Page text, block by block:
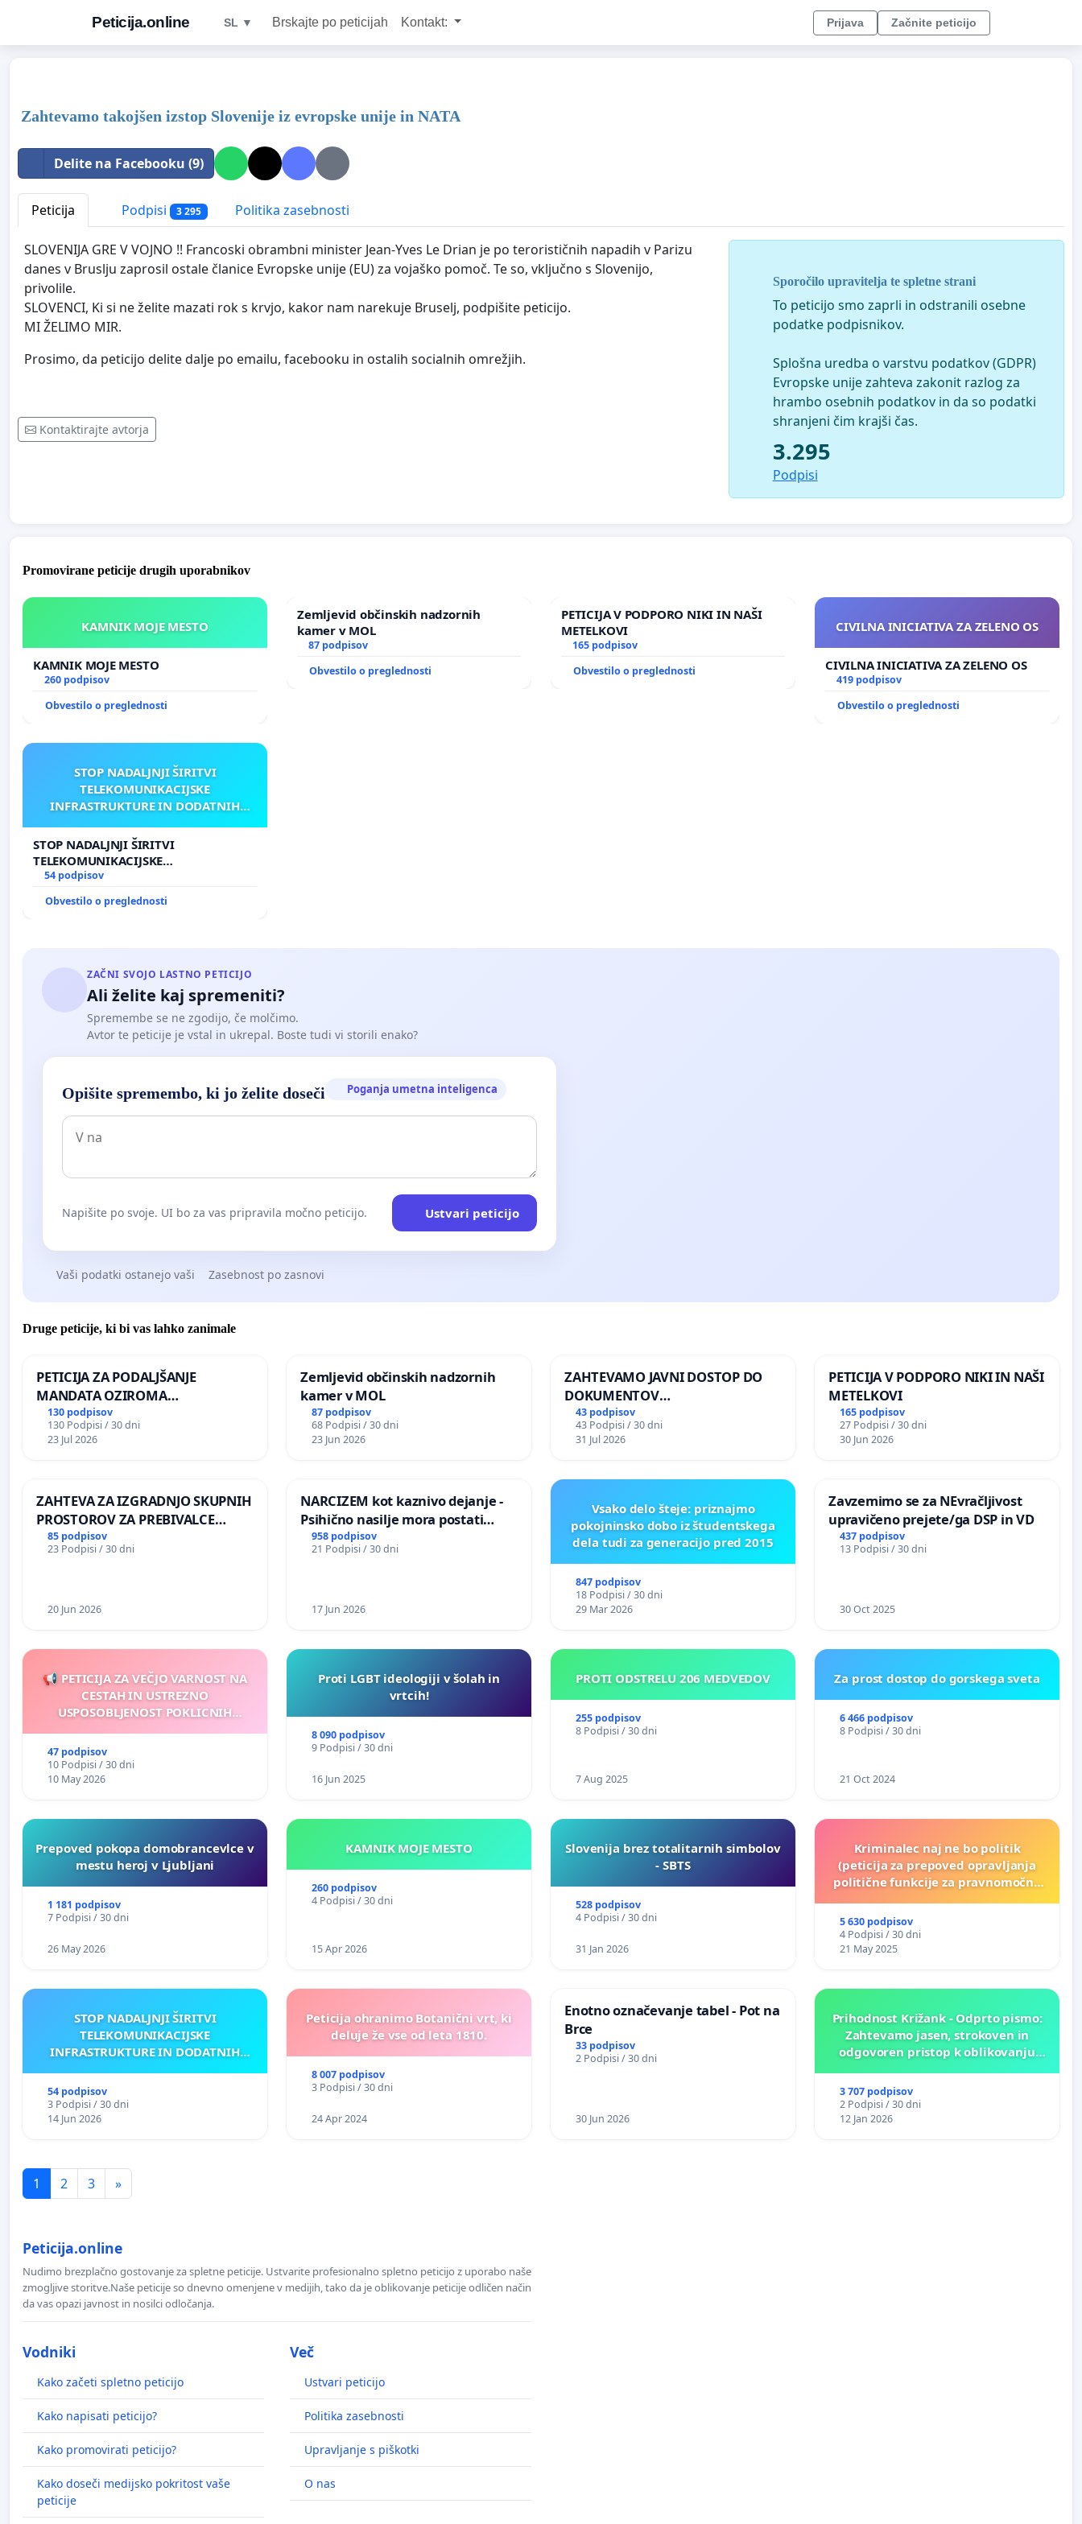
Peticija.online SL ▼ Brskajte po peticijah Kontakt: Prijava Začnite peticijo
Zahtevamo takojšen izstop Slovenije iz evropske unije in NATA
Delite na Facebooku (9)
Peticija Podpisi 3 295 Politika zasebnosti
SLOVENIJA GRE V VOJNO !! Francoski obrambni minister Jean-Yves Le Drian je po terorističnih napadih v Parizu
danes v Bruslju zaprosil ostale članice Evropske unije (EU) za vojaško pomoč. Te so, vključno s Slovenijo,
privolile.
SLOVENCI, Ki si ne želite mazati rok s krvjo, kakor nam narekuje Bruselj, podpišite peticijo.
MI ŽELIMO MIR.
Prosimo, da peticijo delite dalje po emailu, facebooku in ostalih socialnih omrežjih.
Kontaktirajte avtorja
Sporočilo upravitelja te spletne strani
To peticijo smo zaprli in odstranili osebne
podatke podpisnikov.
Splošna uredba o varstvu podatkov (GDPR)
Evropske unije zahteva zakonit razlog za
hrambo osebnih podatkov in da so podatki
shranjeni čim krajši čas.
3.295
Podpisi
Promovirane peticije drugih uporabnikov
KAMNIK MOJE MESTO
KAMNIK MOJE MESTO
260 podpisov
Obvestilo o preglednosti
Zemljevid občinskih nadzornih
kamer v MOL
87 podpisov
Obvestilo o preglednosti
PETICIJA V PODPORO NIKI IN NAŠI
METELKOVI
165 podpisov
Obvestilo o preglednosti
CIVILNA INICIATIVA ZA ZELENO OS
CIVILNA INICIATIVA ZA ZELENO OS
419 podpisov
Obvestilo o preglednosti
STOP NADALJNJI ŠIRITVI
TELEKOMUNIKACIJSKE
INFRASTRUKTURE IN DODATNIH
STOP NADALJNJI ŠIRITVI
TELEKOMUNIKACIJSKE
INFRASTRUKTURE IN DODATNIH
54 podpisov
Obvestilo o preglednosti
ZAČNI SVOJO LASTNO PETICIJO
Ali želite kaj spremeniti?
Spremembe se ne zgodijo, če molčimo.
Avtor te peticije je vstal in ukrepal. Boste tudi vi storili enako?
Opišite spremembo, ki jo želite doseči Poganja umetna inteligenca
Napišite po svoje. UI bo za vas pripravila močno peticijo. Ustvari peticijo
Vaši podatki ostanejo vaši Zasebnost po zasnovi
Druge peticije, ki bi vas lahko zanimale
PETICIJA ZA PODALJŠANJE
MANDATA OZIROMA
ČIMPREJŠNJO PONOVNO
NAPOTITEV GOSPODA BERNARDA
ŠRAJNERJA NA VELEPOSLANIŠTVO
130 podpisov
130 Podpisi / 30 dni
23 Jul 2026
Zemljevid občinskih nadzornih
kamer v MOL
87 podpisov
68 Podpisi / 30 dni
23 Jun 2026
ZAHTEVAMO JAVNI DOSTOP DO
DOKUMENTOV
PARLAMENTARNIH
PREISKOVALNIH KOMISIJ O
ILEGALNI TRGOVINI Z OROŽJEM
43 podpisov
43 Podpisi / 30 dni
31 Jul 2026
PETICIJA V PODPORO NIKI IN NAŠI
METELKOVI
165 podpisov
27 Podpisi / 30 dni
30 Jun 2026
ZAHTEVA ZA IZGRADNJO SKUPNIH
PROSTOROV ZA PREBIVALCE
KRAJEVNE SKUPNOSTI
PRESTRANEK
85 podpisov
23 Podpisi / 30 dni
20 Jun 2026
NARCIZEM kot kaznivo dejanje -
Psihično nasilje mora postati
enako prepoznano kot fizično
nasilje
958 podpisov
21 Podpisi / 30 dni
17 Jun 2026
Vsako delo šteje: priznajmo
pokojninsko dobo iz študentskega
dela tudi za generacijo pred 2015
847 podpisov
18 Podpisi / 30 dni
29 Mar 2026
Zavzemimo se za NEvračljivost
upravičeno prejete/ga DSP in VD
437 podpisov
13 Podpisi / 30 dni
30 Oct 2025
📢 PETICIJA ZA VEČJO VARNOST NA
CESTAH IN USTREZNO
USPOSOBLJENOST POKLICNIH
47 podpisov
10 Podpisi / 30 dni
10 May 2026
Proti LGBT ideologiji v šolah in
vrtcih!
8 090 podpisov
9 Podpisi / 30 dni
16 Jun 2025
PROTI ODSTRELU 206 MEDVEDOV
255 podpisov
8 Podpisi / 30 dni
7 Aug 2025
Za prost dostop do gorskega sveta
6 466 podpisov
8 Podpisi / 30 dni
21 Oct 2024
Prepoved pokopa domobrancevlce v
mestu heroj v Ljubljani
1 181 podpisov
7 Podpisi / 30 dni
26 May 2026
KAMNIK MOJE MESTO
260 podpisov
4 Podpisi / 30 dni
15 Apr 2026
Slovenija brez totalitarnih simbolov
- SBTS
528 podpisov
4 Podpisi / 30 dni
31 Jan 2026
Kriminalec naj ne bo politik
(peticija za prepoved opravljanja
politične funkcije za pravnomočno
5 630 podpisov
4 Podpisi / 30 dni
21 May 2025
STOP NADALJNJI ŠIRITVI
TELEKOMUNIKACIJSKE
INFRASTRUKTURE IN DODATNIH
54 podpisov
3 Podpisi / 30 dni
14 Jun 2026
Peticija ohranimo Botanični vrt, ki
deluje že vse od leta 1810.
8 007 podpisov
3 Podpisi / 30 dni
24 Apr 2024
Enotno označevanje tabel - Pot na
Brce
33 podpisov
2 Podpisi / 30 dni
30 Jun 2026
Prihodnost Križank - Odprto pismo:
Zahtevamo jasen, strokoven in
odgovoren pristop k oblikovanju
3 707 podpisov
2 Podpisi / 30 dni
12 Jan 2026
1 2 3 »
Peticija.online
Nudimo brezplačno gostovanje za spletne peticije. Ustvarite profesionalno spletno peticijo z uporabo naše
zmogljive storitve.Naše peticije so dnevno omenjene v medijih, tako da je oblikovanje peticije odličen način
da vas opazi javnost in nosilci odločanja.
Vodniki
Kako začeti spletno peticijo
Kako napisati peticijo?
Kako promovirati peticijo?
Kako doseči medijsko pokritost vaše
peticije
Več
Ustvari peticijo
Politika zasebnosti
Upravljanje s piškotki
O nas